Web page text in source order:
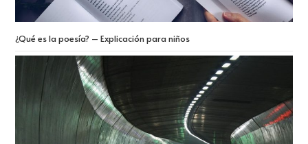
¿Qué es la poesía? – Explicación para niños